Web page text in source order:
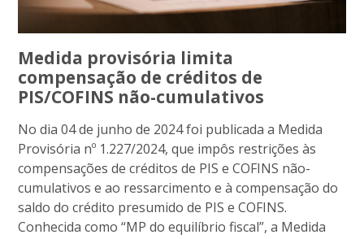
Medida provisória limita
compensação de créditos de
PIS/COFINS não-cumulativos
No dia 04 de junho de 2024 foi publicada a Medida
Provisória nº 1.227/2024, que impôs restrições às
compensações de créditos de PIS e COFINS não-
cumulativos e ao ressarcimento e à compensação do
saldo do crédito presumido de PIS e COFINS.
Conhecida como “MP do equilíbrio fiscal”, a Medida